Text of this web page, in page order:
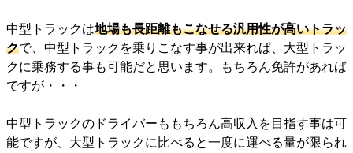
中型トラックは地場も長距離もこなせる汎用性が高いトラッ
クで、中型トラックを乗りこなす事が出来れば、大型トラッ
クに乗務する事も可能だと思います。もちろん免許があれば
ですが・・・
中型トラックのドライバーももちろん高収入を目指す事は可
能ですが、大型トラックに比べると一度に運べる量が限られ